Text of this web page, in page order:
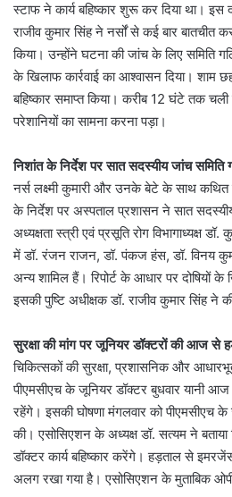
स्टाफ ने कार्य बहिष्कार शुरू कर दिया था। इस
राजीव कुमार सिंह ने नर्सों से कई बार
किया। उन्होंने घटना की जांच के लिए समिति
के खिलाफ कार्रवाई का आश्वासन दिया। शाम
बहिष्कार समाप्त किया। करीब 12 घंटे तक
परेशानियों का सामना करना पड़ा।
निशांत के निर्देश पर सात सदस्यीय जांच समिति
नर्स लक्ष्मी कुमारी और उनके बेटे के साथ कथित
के निर्देश पर अस्पताल प्रशासन ने सात
अध्यक्षता स्त्री एवं प्रसूति रोग विभागाध्यक्ष
में डॉ. रंजन राजन, डॉ. पंकज हंस, डॉ. विनय
अन्य शामिल हैं। रिपोर्ट के आधार पर दोषियों के
इसकी पुष्टि अधीक्षक डॉ. राजीव कुमार सिंह ने
सुरक्षा की मांग पर जूनियर डॉक्टरों की आज से
चिकित्सकों की सुरक्षा, प्रशासनिक और
पीएमसीएच के जूनियर डॉक्टर बुधवार यानी
रहेंगे। इसकी घोषणा मंगलवार को पीएमसीएच
की। एसोसिएशन के अध्यक्ष डॉ. सत्यम ने
डॉक्टर कार्य बहिष्कार करेंगे। हड़ताल से
अलग रखा गया है। एसोसिएशन के मुताबिक